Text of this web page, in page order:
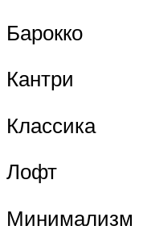
Барокко
Кантри
Классика
Лофт
Минимализм